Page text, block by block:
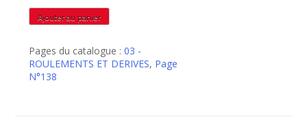
quantité
de
Ajouter au panier
Pages du catalogue :03 -
ROULEMENTS ET DERIVES, Page
N°138